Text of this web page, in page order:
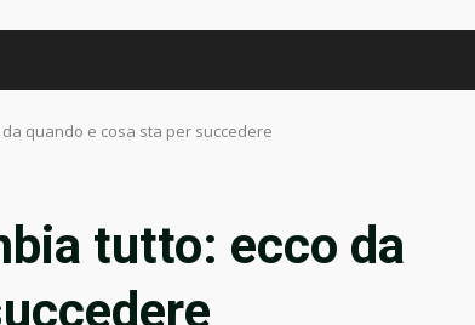
quando e cosa sta per succedere
tutto: ecco da